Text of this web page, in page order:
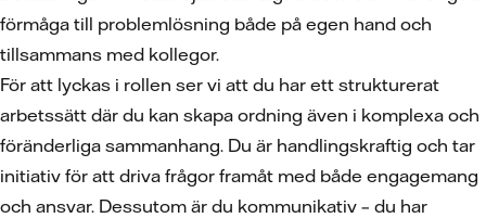
förmåga till problemlösning både på egen hand och
tillsammans med kollegor.
För att lyckas i rollen ser vi att du har ett strukturerat
arbetssätt där du kan skapa ordning även i komplexa och
föränderliga sammanhang. Du är handlingskraftig och tar
initiativ för att driva frågor framåt med både engagemang
och ansvar. Dessutom är du kommunikativ – du har